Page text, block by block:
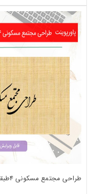
طراحی مجتمع مسکونی 4طبقه 4واحده به صورت اتوکد (کد1679)